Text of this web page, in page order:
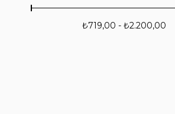
₺719,00 - ₺2.200,00